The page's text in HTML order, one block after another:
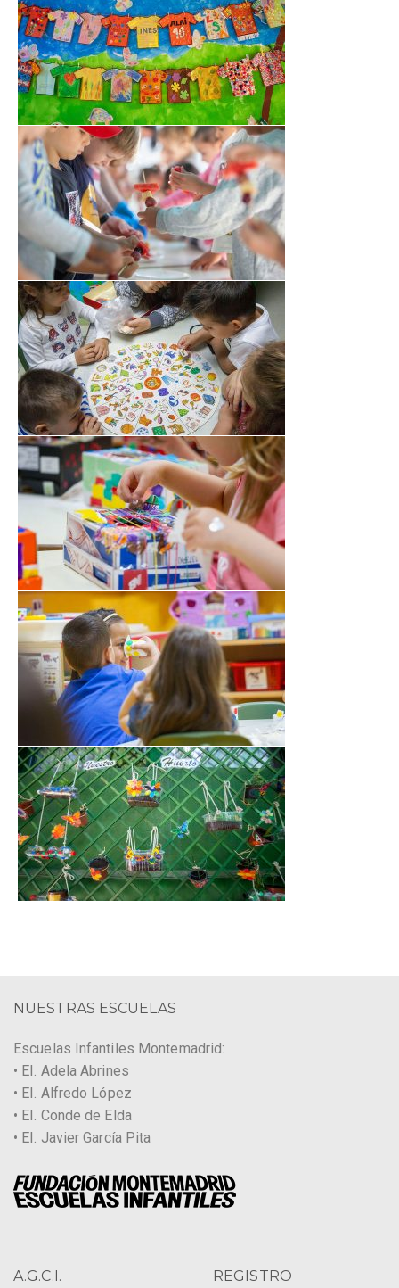
NUESTRAS ESCUELAS
Escuelas Infantiles Montemadrid:
• EI. Adela Abrines
• EI. Alfredo López
• EI. Conde de Elda
• EI. Javier García Pita
A.G.C.I. REGISTRO